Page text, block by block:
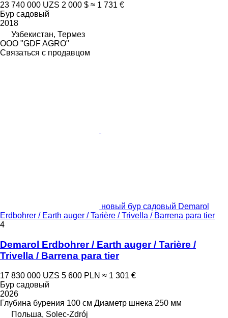
23 740 000 UZS 2 000 $ ≈ 1 731 €
Бур садовый
2018
Узбекистан, Термез
ООО "GDF AGRO"
Связаться с продавцом
новый бур садовый Demarol
Erdbohrer / Earth auger / Tarière / Trivella / Barrena para tier
4
Demarol Erdbohrer / Earth auger / Tarière /
Trivella / Barrena para tier
17 830 000 UZS 5 600 PLN ≈ 1 301 €
Бур садовый
2026
Глубина бурения 100 см Диаметр шнека 250 мм
Польша, Solec-Zdrój